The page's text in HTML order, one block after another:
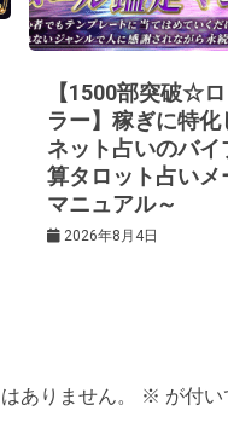
【1500部突破☆
ラー】稼ぎに特化
ネット占いのバイ
算タロット占いメ
マニュアル～
2026年8月4日
ありません。 ※ が付